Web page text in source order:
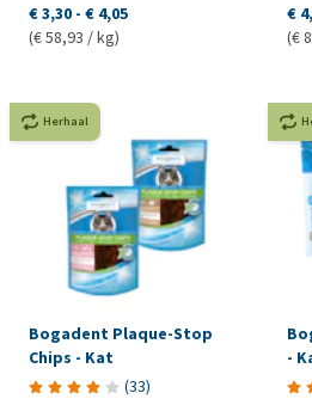
€ 3,30 - € 4,05
(€ 58,93 / kg)
€
(€
Herhaal
Bogadent Plaque-Stop
Chips - Kat
(33)
-